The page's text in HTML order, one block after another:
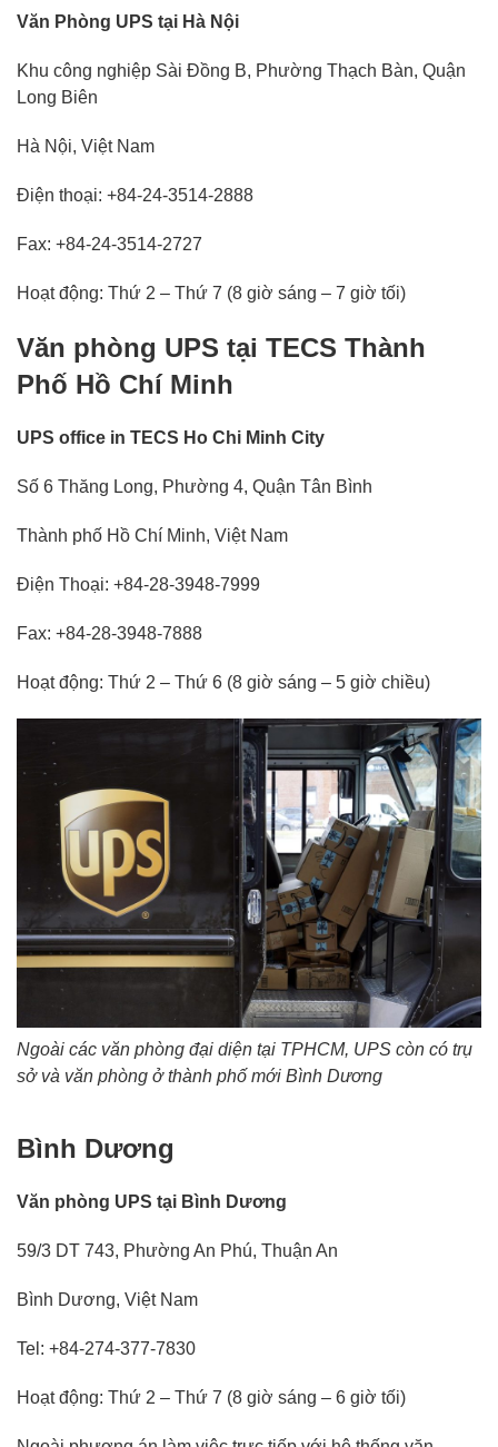
Văn Phòng UPS tại Hà Nội
Khu công nghiệp Sài Đồng B, Phường Thạch Bàn, Quận
Long Biên
Hà Nội, Việt Nam
Điện thoại: +84-24-3514-2888
Fax: +84-24-3514-2727
Hoạt động: Thứ 2 – Thứ 7 (8 giờ sáng – 7 giờ tối)
Văn phòng UPS tại TECS Thành
Phố Hồ Chí Minh
UPS office in TECS Ho Chi Minh City
Số 6 Thăng Long, Phường 4, Quận Tân Bình
Thành phố Hồ Chí Minh, Việt Nam
Điện Thoại: +84-28-3948-7999
Fax: +84-28-3948-7888
Hoạt động: Thứ 2 – Thứ 6 (8 giờ sáng – 5 giờ chiều)
Ngoài các văn phòng đại diện tại TPHCM, UPS còn có trụ
sở và văn phòng ở thành phố mới Bình Dương
Bình Dương
Văn phòng UPS tại Bình Dương
59/3 DT 743, Phường An Phú, Thuận An
Bình Dương, Việt Nam
Tel: +84-274-377-7830
Hoạt động: Thứ 2 – Thứ 7 (8 giờ sáng – 6 giờ tối)